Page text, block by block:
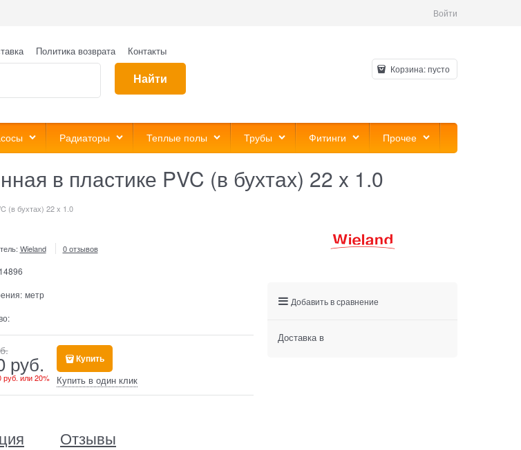
Войти
Политика возврата Контакты
Найти
Корзина:пусто
Радиаторы Теплые полы Трубы Фитинги Прочее
в пластике PVC (в бухтах) 22 x 1.0
(в бухтах) 22 x 1.0
Wieland 0 отзывов
14896
метр
руб.
руб. или20%
Купить
Купить в один клик
Отзывы
Добавить в сравнение
Доставка в